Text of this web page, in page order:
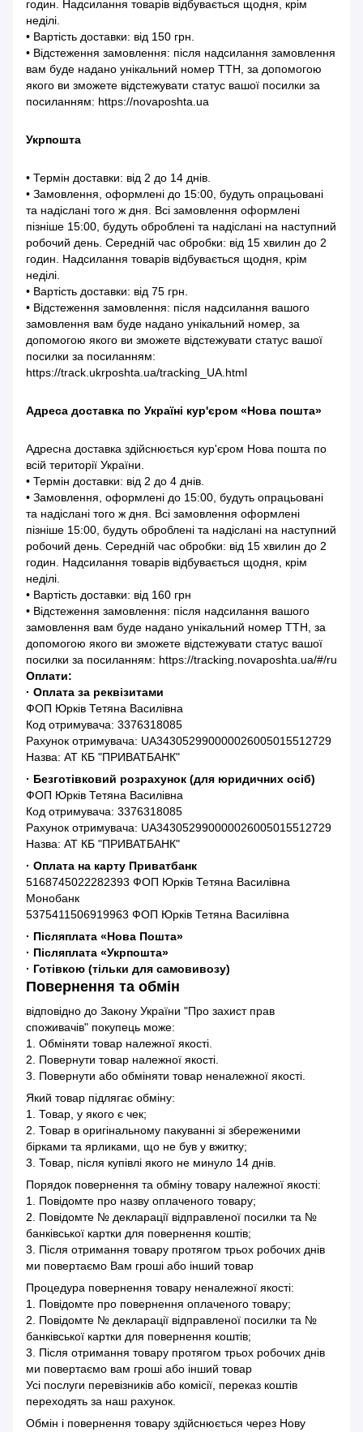
годин. Надсилання товарів відбувається щодня, крім
неділі.
• Вартість доставки: від 150 грн.
• Відстеження замовлення: після надсилання замовлення
вам буде надано унікальний номер ТТН, за допомогою
якого ви зможете відстежувати статус вашої посилки за
посиланням: https://novaposhta.ua
Укрпошта
• Термін доставки: від 2 до 14 днів.
• Замовлення, оформлені до 15:00, будуть опрацьовані
та надіслані того ж дня. Всі замовлення оформлені
пізніше 15:00, будуть оброблені та надіслані на наступний
робочий день. Середній час обробки: від 15 хвилин до 2
годин. Надсилання товарів відбувається щодня, крім
неділі.
• Вартість доставки: від 75 грн.
• Відстеження замовлення: після надсилання вашого
замовлення вам буде надано унікальний номер, за
допомогою якого ви зможете відстежувати статус вашої
посилки за посиланням:
https://track.ukrposhta.ua/tracking_UA.html
Адреса доставка по Україні кур'єром «Нова пошта»
Адресна доставка здійснюється кур'єром Нова пошта по
всій території України.
• Термін доставки: від 2 до 4 днів.
• Замовлення, оформлені до 15:00, будуть опрацьовані
та надіслані того ж дня. Всі замовлення оформлені
пізніше 15:00, будуть оброблені та надіслані на наступний
робочий день. Середній час обробки: від 15 хвилин до 2
годин. Надсилання товарів відбувається щодня, крім
неділі.
• Вартість доставки: від 160 грн
• Відстеження замовлення: після надсилання вашого
замовлення вам буде надано унікальний номер ТТН, за
допомогою якого ви зможете відстежувати статус вашої
посилки за посиланням: https://tracking.novaposhta.ua/#/ru
Оплати:
· Оплата за реквізитами
ФОП Юрків Тетяна Василівна
Код отримувача: 3376318085
Рахунок отримувача: UA343052990000026005015512729
Назва: АТ КБ "ПРИВАТБАНК"
· Безготівковий розрахунок (для юридичних осіб)
ФОП Юрків Тетяна Василівна
Код отримувача: 3376318085
Рахунок отримувача: UA343052990000026005015512729
Назва: АТ КБ "ПРИВАТБАНК"
· Оплата на карту Приватбанк
5168745022282393 ФОП Юрків Тетяна Василівна
Монобанк
5375411506919963 ФОП Юрків Тетяна Василівна
· Післяплата «Нова Пошта»
· Післяплата «Укрпошта»
· Готівкою (тільки для самовивозу)
Повернення та обмін
відповідно до Закону України "Про захист прав
споживачів" покупець може:
1. Обміняти товар належної якості.
2. Повернути товар належної якості.
3. Повернути або обміняти товар неналежної якості.
Який товар підлягає обміну:
1. Товар, у якого є чек;
2. Товар в оригінальному пакуванні зі збереженими
бірками та ярликами, що не був у вжитку;
3. Товар, після купівлі якого не минуло 14 днів.
Порядок повернення та обміну товару належної якості:
1. Повідомте про назву оплаченого товару;
2. Повідомте № декларації відправленої посилки та №
банківської картки для повернення коштів;
3. Після отримання товару протягом трьох робочих днів
ми повертаємо Вам гроші або інший товар
Процедура повернення товару неналежної якості:
1. Повідомте про повернення оплаченого товару;
2. Повідомте № декларації відправленої посилки та №
банківської картки для повернення коштів;
3. Після отримання товару протягом трьох робочих днів
ми повертаємо вам гроші або інший товар
Усі послуги перевізників або комісії, переказ коштів
переходять за наш рахунок.
Обмін і повернення товару здійснюється через Нову